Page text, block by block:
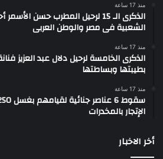
منذ 17 ساعة
الذكرى الـ 15 لرحيل المطرب حسن
الشعبية فى مصر والوطن العربى
منذ 17 ساعة
الذكرى الخامسة لرحيل دلال عبد العزيز
بطيبتها وبساطتها
منذ 17 ساعة
الإتجار بالمخدرات
أخر الاخبار